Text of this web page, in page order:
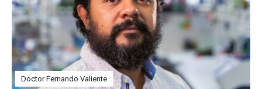
Doctor Fernando Valiente